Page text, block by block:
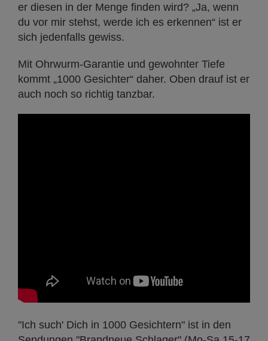
er diesen in der Menge finden wird? „Ja, wenn
du vor mir stehst, werde ich es erkennen“ ist er
sich jedenfalls gewiss.
Mit Ohrwurm-Garantie und gewohnter Tiefe
kommt „1000 Gesichter“ daher. Oben drauf ist er
auch noch so richtig tanzbar.
"Ich such' Dich in 1000 Gesichtern" ist in den